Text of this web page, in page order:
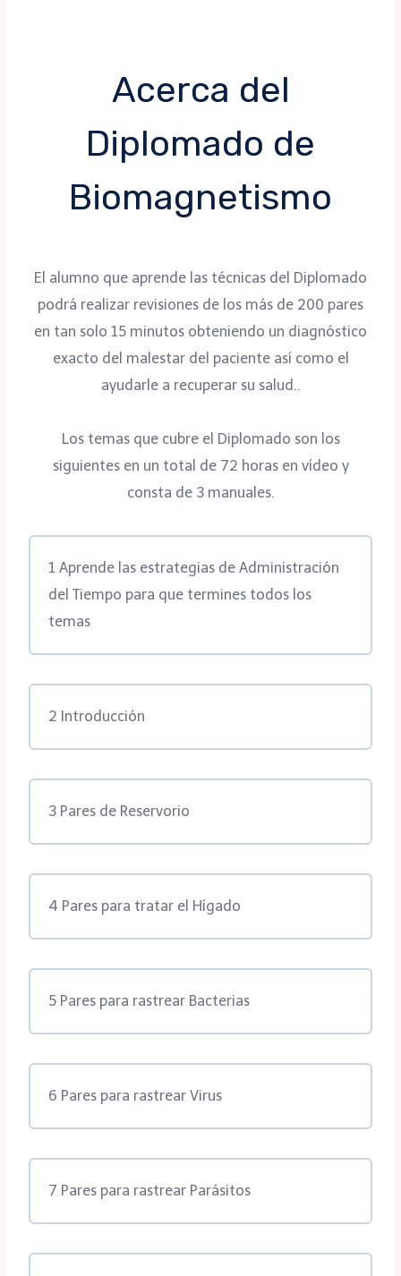
Acerca del
Diplomado de
Biomagnetismo
El alumno que aprende las técnicas del Diplomado
podrá realizar revisiones de los más de 200 pares
en tan solo 15 minutos obteniendo un diagnóstico
exacto del malestar del paciente así como el
ayudarle a recuperar su salud..
Los temas que cubre el Diplomado son los
siguientes en un total de 72 horas en vídeo y
consta de 3 manuales.
1 Aprende las estrategias de Administración
del Tiempo para que termines todos los
temas
2 Introducción
3 Pares de Reservorio
4 Pares para tratar el Hígado
5 Pares para rastrear Bacterias
6 Pares para rastrear Virus
7 Pares para rastrear Parásitos